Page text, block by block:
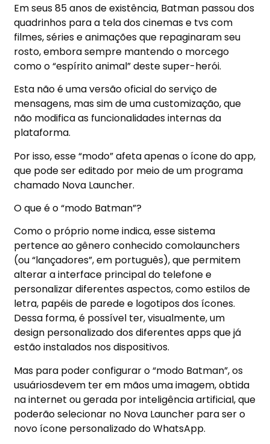
Em seus 85 anos de existência, Batman passou dos
quadrinhos para a tela dos cinemas e tvs com
filmes, séries e animações que repaginaram seu
rosto, embora sempre mantendo o morcego
como o “espírito animal” deste super-herói.
Esta não é uma versão oficial do serviço de
mensagens, mas sim de uma customização, que
não modifica as funcionalidades internas da
plataforma.
Por isso, esse “modo” afeta apenas o ícone do app,
que pode ser editado por meio de um programa
chamado Nova Launcher.
O que é o “modo Batman”?
Como o próprio nome indica, esse sistema
pertence ao gênero conhecido comolaunchers
(ou “lançadores”, em português), que permitem
alterar a interface principal do telefone e
personalizar diferentes aspectos, como estilos de
letra, papéis de parede e logotipos dos ícones.
Dessa forma, é possível ter, visualmente, um
design personalizado dos diferentes apps que já
estão instalados nos dispositivos.
Mas para poder configurar o “modo Batman”, os
usuáriosdevem ter em mãos uma imagem, obtida
na internet ou gerada por inteligência artificial, que
poderão selecionar no Nova Launcher para ser o
novo ícone personalizado do WhatsApp.